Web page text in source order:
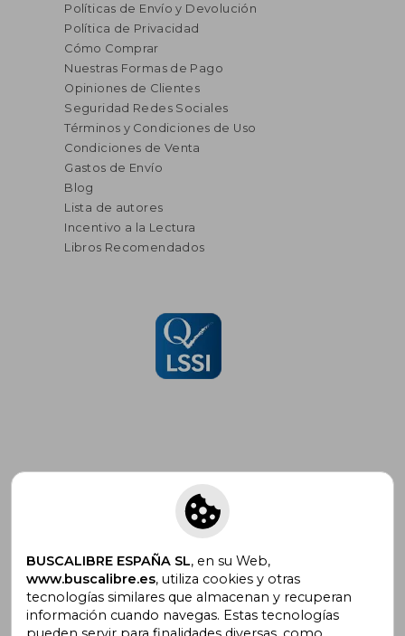
Políticas de Envío y Devolución
Política de Privacidad
Cómo Comprar
Nuestras Formas de Pago
Opiniones de Clientes
Seguridad Redes Sociales
Términos y Condiciones de Uso
Condiciones de Venta
Gastos de Envío
Blog
Lista de autores
Incentivo a la Lectura
Libros Recomendados
Suscríbete para recibir ofertas y
promociones
¿Necesitas ayuda?
BUSCALIBRE ESPAÑA SL, en su Web,
www.buscalibre.es, utiliza cookies y otras
tecnologías similares que almacenan y recuperan
información cuando navegas. Estas tecnologías